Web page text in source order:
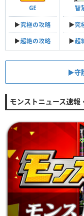
GE
▶︎究極の攻略
▶︎超絶の攻略
智
▶︎究
▶︎超
▶︎守
モンストニュース速報